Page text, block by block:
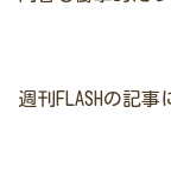
週刊FLASHの記事